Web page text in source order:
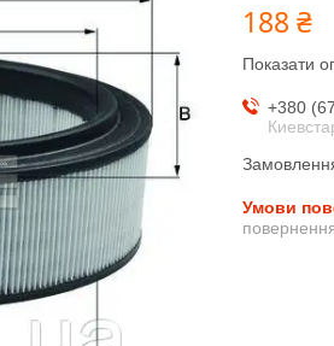
188 ₴
Показати
+380